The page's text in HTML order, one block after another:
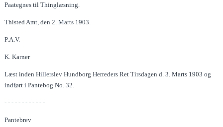
Paategnes til Thinglæsning.
Thisted Amt, den 2. Marts 1903.
P.A.V.
K. Karner
Læst inden Hillerslev Hundborg Herreders Ret Tirsdagen d. 3. Marts 1903 og
indført i Pantebog No. 32.
- - - - - - - - - - - -
Pantebrev